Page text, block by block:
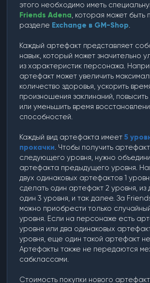
этого необходимо иметь
Friends Adena, которая может быть
разделе Exchange в GM-Shop.
Каждый артефакт представляет
навык, который может значительно
из характеристик персонажа.
артефакт может увеличить
количество здоровья, ускорить
произношения заклинаний, повысить
или уменьшить время
способностей.
Каждый вид артефакта имеет5
прокачки. Чтобы получить артефакт
следующего уровня, нужно
артефакта предыдущего уровня.
двух одинаковых артефактов 1
сделать один артефакт 2 уровня, из
один 3 уровня, и так далее. За
можно приобрести только
уровня. Если на персонаже есть
уровня или два одинаковых
уровня, еще один такой артефакт
Артефакты также не передаются
сабклассами.
Стоимость покупки нового